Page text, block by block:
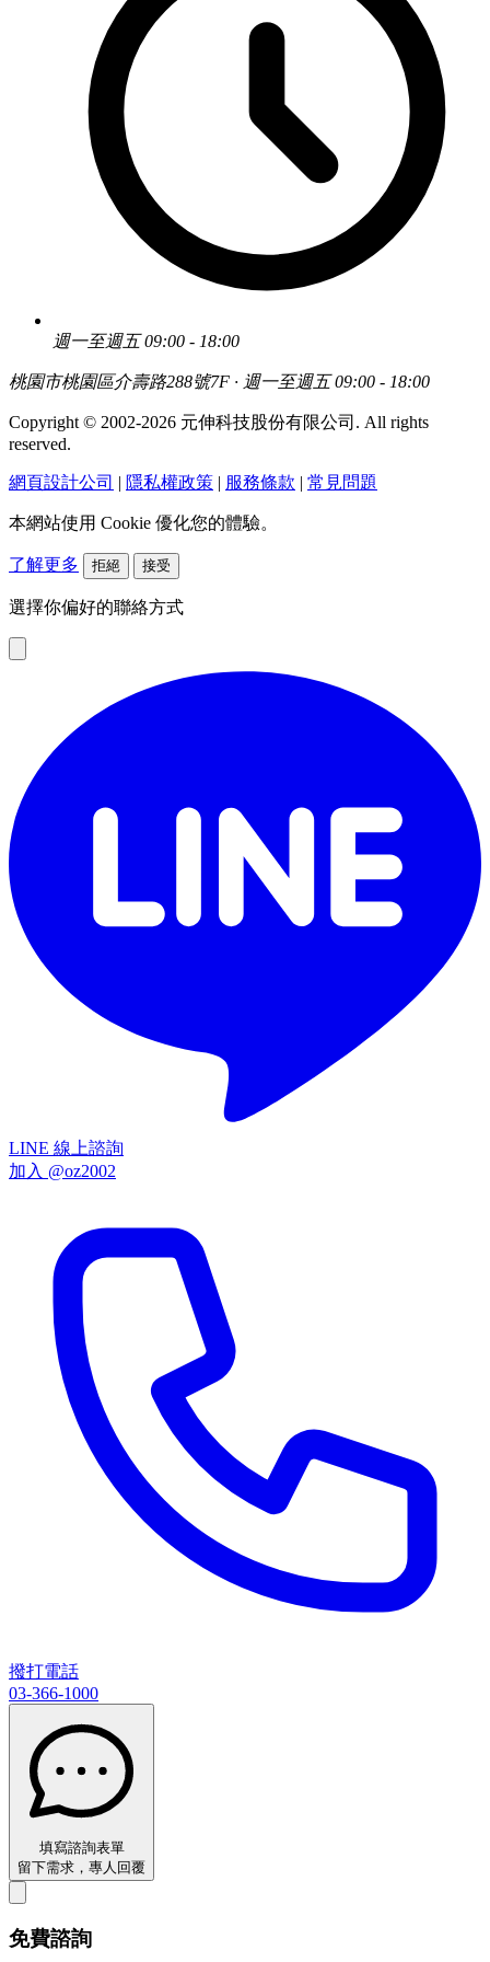
週一至週五 09:00 - 18:00
桃園市桃園區介壽路288號7F · 週一至週五 09:00 - 18:00
Copyright © 2002-2026 元伸科技股份有限公司. All rights
reserved.
網頁設計公司 | 隱私權政策 | 服務條款 | 常見問題
本網站使用 Cookie 優化您的體驗。
了解更多 拒絕 接受
選擇你偏好的聯絡方式
LINE 線上諮詢
加入 @oz2002
撥打電話
03-366-1000
填寫諮詢表單
留下需求，專人回覆
免費諮詢